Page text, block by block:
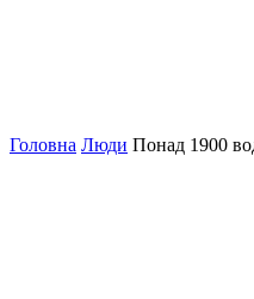
Головна Люди Понад 1900